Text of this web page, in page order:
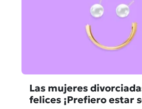
Las mujeres
felices ¡Prefiero estar